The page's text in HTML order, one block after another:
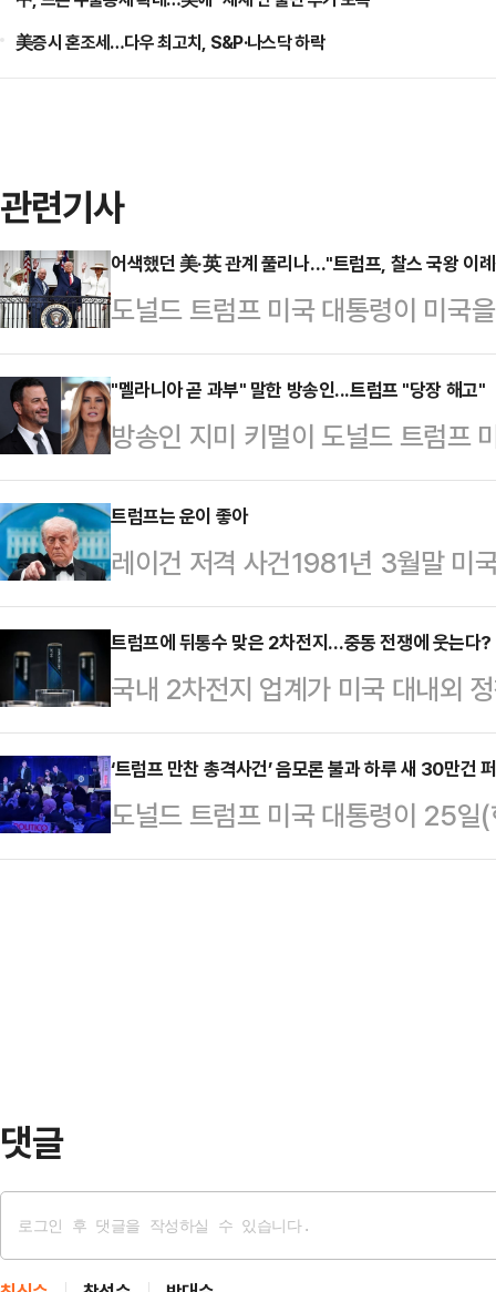
美증시 혼조세…다우 최고치, S&P·나스닥 하락
관련기사
어색했던 美·英 관계 풀리나…"트럼프, 찰스 국왕 이
도널드 트럼프 미국 대통령이 미국
열고 미·영 동맹을 거듭 강조했다
트럼프 대통령은 이날 환영식을 열
대한 헌신을 치켜세웠다. 또 미국과
랫동안 이런 관계가 계속돼야 한다
독립 250주년에 이뤄졌다면서 독
이웃으로 지내왔다고 설명했다. 특
우리는 특별…
"멜라니아 곧 과부" 말한 방송인...트럼프 "당장 해고"
방송인 지미 키멀이 도널드 트럼프
발언으로 논란에 휩싸이며 트럼프
멀은 지난 23일(이하 현지시간)
리는 백악관 출입기자협회 만찬을
라니아가 여기와 있습니다. 너무
될 것 같은 분위기를 풍기네요"라
총격 사건이 발생한 이후 다시 조명
니아 여…
트럼프는 운이 좋아
레이건 저격 사건1981년 3월말 미
임 한 달이 갓 지난 레이건 미국 대
았다. 총알 1발이 폐를 관통하고 심
레이건은 당시 70세, 현직인 민주
란 이유로 공격받았다. 생명이 위독
다. 범인은 현장에서 다섯 발을 쐈
으로 육탄방어했다. 매카시는 복부
까지 받았다.…
트럼프에 뒤통수 맞은 2차전지…중동 전쟁에 웃는다?
국내 2차전지 업계가 미국 대내외
널드 트럼프 대통령의 '전 정부 정
폭풍이 가중되던 상황에서 중동 전
장장치(ESS)에 대한 관심이 급증
하고 있고 ESS 분야는 성장성이 기
‘트럼프 만찬 총격사건’ 음모론 불과 하루 새 30만건
도널드 트럼프 미국 대통령이 25일
찬 행사에서 발생한 총격 사건을
댓글